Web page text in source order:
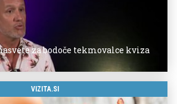
za bodoče tekmovalce kviza
VIZITA.SI